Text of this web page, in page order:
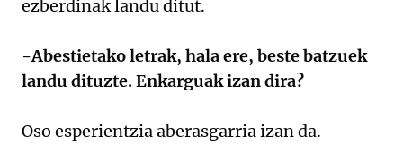
ezberdinak landu ditut.
-Abestietako letrak, hala ere, beste batzuek
landu dituzte. Enkarguak izan dira?
Oso esperientzia aberasgarria izan da.